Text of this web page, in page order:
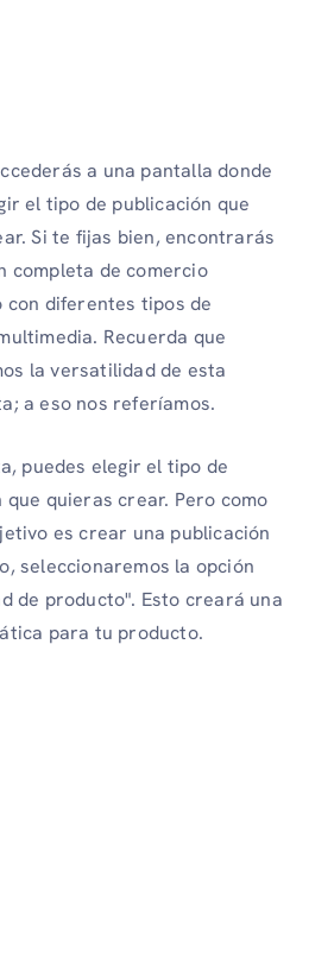
a una pantalla donde
el tipo de publicación que
Si te fijas bien, encontrarás
completa de comercio
con diferentes tipos de
Recuerda que
la versatilidad de esta
a eso nos referíamos.
puedes elegir el tipo de
que quieras crear. Pero como
es crear una publicación
seleccionaremos la opción
de producto". Esto creará una
para tu producto.